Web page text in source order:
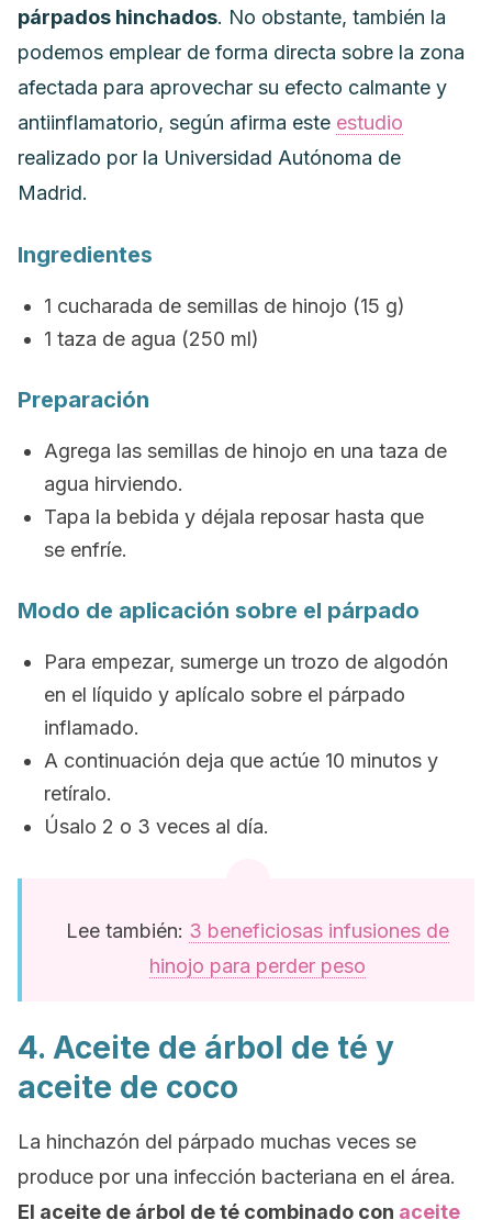
párpados hinchados. No obstante, también la
podemos emplear de forma directa sobre la zona
afectada para aprovechar su efecto calmante y
antiinflamatorio, según afirma este estudio
realizado por la Universidad Autónoma de
Madrid.
Ingredientes
1 cucharada de semillas de hinojo (15 g)
1 taza de agua (250 ml)
Preparación
Agrega las semillas de hinojo en una taza de
agua hirviendo.
Tapa la bebida y déjala reposar hasta que
se enfríe.
Modo de aplicación sobre el párpado
Para empezar, sumerge un trozo de algodón
en el líquido y aplícalo sobre el párpado
inflamado.
A continuación deja que actúe 10 minutos y
retíralo.
Úsalo 2 o 3 veces al día.
Lee también: 3 beneficiosas infusiones de
hinojo para perder peso
4. Aceite de árbol de té y
aceite de coco
La hinchazón del párpado muchas veces se
produce por una infección bacteriana en el área.
El aceite de árbol de té combinado con aceite